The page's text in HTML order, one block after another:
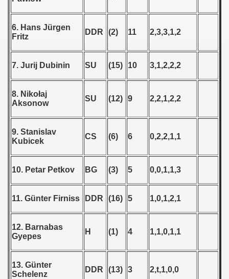
6. Hans Jürgen
Fritz
DDR (2) 11 2,3,3,1,2
7. Jurij Dubinin SU (15) 10 3,1,2,2,2
8. Nikołaj
Aksonow
SU (12) 9 2,2,1,2,2
9. Stanislav
Kubicek
CS (6) 6 0,2,2,1,1
10. Petar Petkov BG (3) 5 0,0,1,1,3
11. Günter Firniss DDR (16) 5 1,0,1,2,1
12. Barnabas
Gyepes
H (1) 4 1,1,0,1,1
13. Günter
Schelenz
DDR (13) 3 2,t,1,0,0
- 1991
- 1992
- 1994
- 1995
- 1996
- 1998
- 2000
- 2001
- 2002